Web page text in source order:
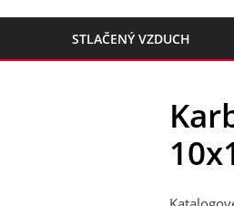
STLAČENÝ VZDUCH